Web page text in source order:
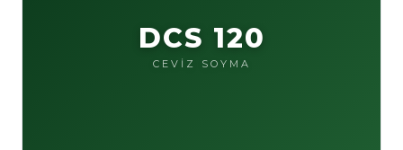
DCS 120
CEVİZ SOYMA